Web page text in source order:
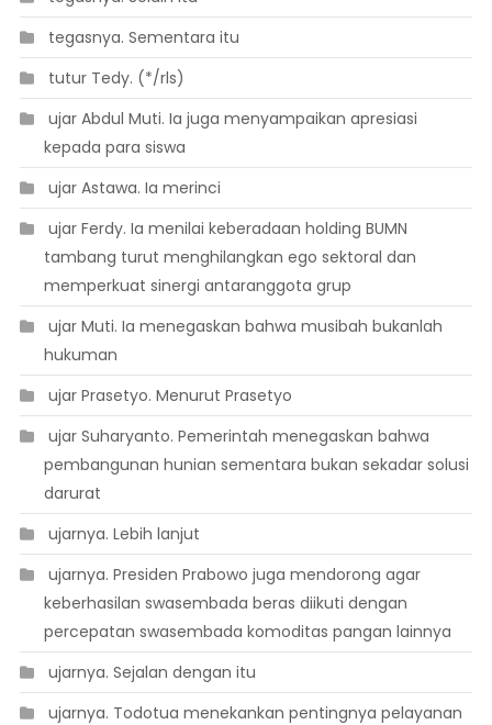
 tegasnya. Sementara itu
 tutur Tedy. (*/rls)
 ujar Abdul Muti. Ia juga menyampaikan apresiasi
kepada para siswa
 ujar Astawa. Ia merinci
 ujar Ferdy. Ia menilai keberadaan holding BUMN
tambang turut menghilangkan ego sektoral dan
memperkuat sinergi antaranggota grup
 ujar Muti. Ia menegaskan bahwa musibah bukanlah
hukuman
 ujar Prasetyo. Menurut Prasetyo
 ujar Suharyanto. Pemerintah menegaskan bahwa
pembangunan hunian sementara bukan sekadar solusi
darurat
 ujarnya. Lebih lanjut
 ujarnya. Presiden Prabowo juga mendorong agar
keberhasilan swasembada beras diikuti dengan
percepatan swasembada komoditas pangan lainnya
 ujarnya. Sejalan dengan itu
 ujarnya. Todotua menekankan pentingnya pelayanan